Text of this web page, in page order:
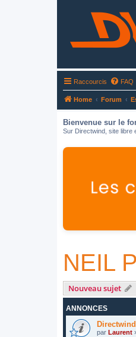
Raccourcis FAQ
Home Forum
Bienvenue sur le
Sur Directwind, site libre
NEIL
Nouveau sujet
ANNONCES
par Laurent